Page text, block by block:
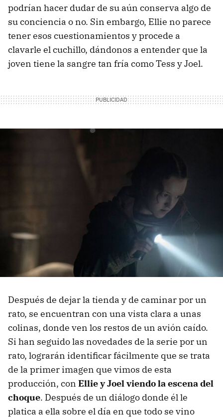
podrían hacer dudar de su aún conserva algo de
su conciencia o no. Sin embargo, Ellie no parece
tener esos cuestionamientos y procede a
clavarle el cuchillo, dándonos a entender que la
joven tiene la sangre tan fría como Tess y Joel.
Después de dejar la tienda y de caminar por un
rato, se encuentran con una vista clara a unas
colinas, donde ven los restos de un avión caído.
Si han seguido las novedades de la serie por un
rato, lograrán identificar fácilmente que se trata
de la primer imagen que vimos de esta
producción, con Ellie y Joel viendo la escena del
choque. Después de un diálogo donde él le
platica a ella sobre el día en que todo se vino